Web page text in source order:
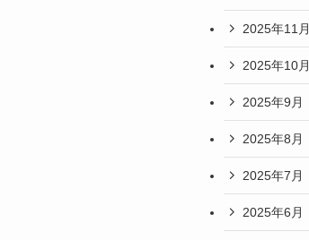
2025年11月
2025年10月
2025年9月
2025年8月
2025年7月
2025年6月